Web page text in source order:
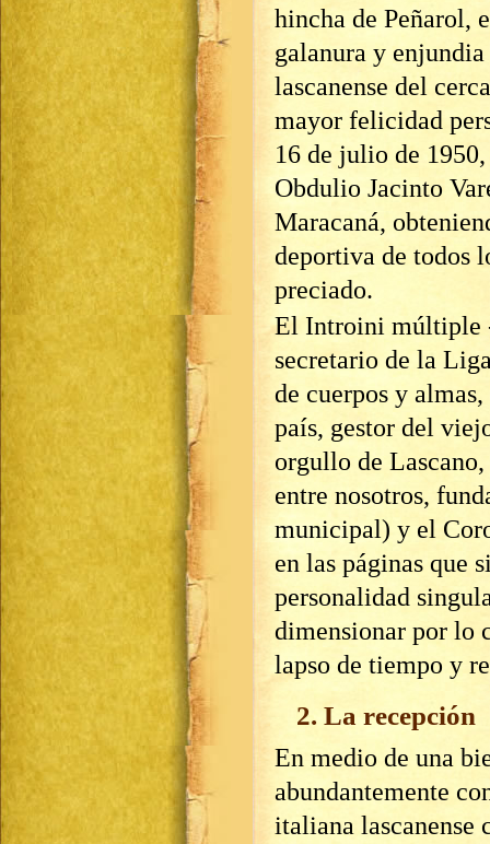
hincha de Peñarol,
galanura y
lascanense del
mayor felicidad
16 de julio de
Obdulio Jacinto
Maracaná,
deportiva de todos
preciado.
El Introini múltiple
secretario de la
de cuerpos y
país, gestor del
orgullo de
entre nosotros,
municipal) y el
en las páginas que
personalidad
dimensionar por lo
lapso de tiempo y
2. La recepción
En medio de una
abundantemente
italiana lascanense